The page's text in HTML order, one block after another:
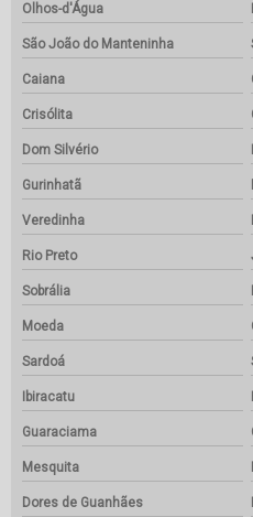
Olhos-d'Água
São João do Manteninha
Caiana
Crisólita
Dom Silvério
Gurinhatã
Veredinha
Rio Preto
Sobrália
Moeda
Sardoá
Ibiracatu
Guaraciama
Mesquita
Dores de Guanhães